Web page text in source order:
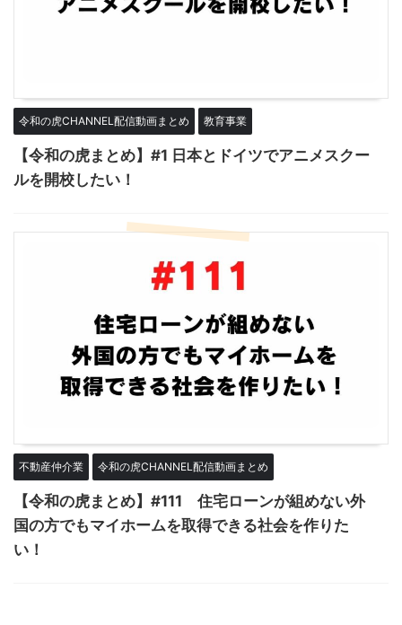
令和の虎CHANNEL配信動画まとめ 教育事業
【令和の虎まとめ】#1 日本とドイツでアニメスクー
ルを開校したい！
不動産仲介業 令和の虎CHANNEL配信動画まとめ
【令和の虎まとめ】#111 住宅ローンが組めない外
国の方でもマイホームを取得できる社会を作りた
い！